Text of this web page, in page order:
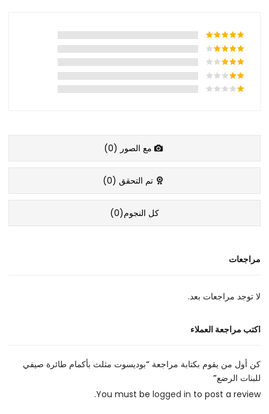
مع الصور (0
)
تم التحقق (0
)
كل النجوم(0
)
مراجعات
لا توجد مراجعات بعد.
اكتب مراجعة العملاء
كن أول من يقوم بكتابة مراجعة “بوديسوت مثلث بأكمام طائرة صيفي
للبنات الرضع”
You must be logged in to post a review.